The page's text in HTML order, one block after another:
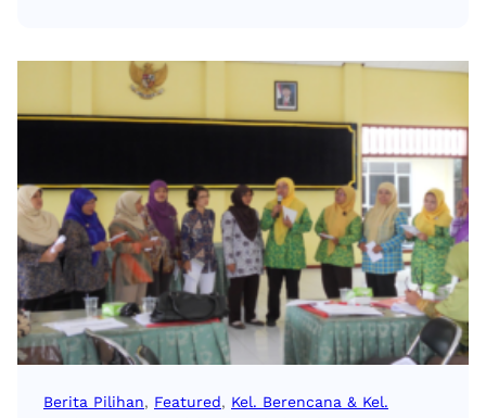
Berita Pilihan, Featured, Kel. Berencana & Kel.